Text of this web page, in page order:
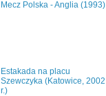
Mecz Polska - Anglia (1993)
Estakada na placu
Szewczyka (Katowice, 2002
r.)